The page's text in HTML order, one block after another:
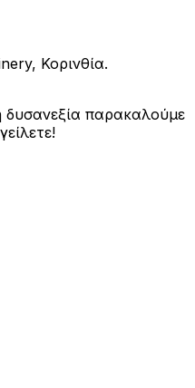
Κορινθία.
δυσανεξία παρακαλούμε